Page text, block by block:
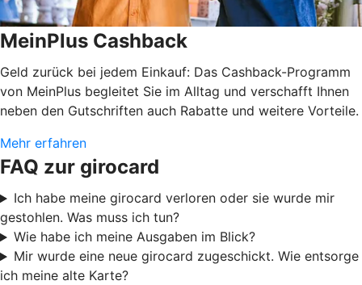
MeinPlus Cashback
Geld zurück bei jedem Einkauf: Das Cashback-Programm
von MeinPlus begleitet Sie im Alltag und verschafft Ihnen
neben den Gutschriften auch Rabatte und weitere Vorteile.
Mehr erfahren
FAQ zur girocard
Ich habe meine girocard verloren oder sie wurde mir
gestohlen. Was muss ich tun?
Wie habe ich meine Ausgaben im Blick?
Mir wurde eine neue girocard zugeschickt. Wie entsorge
ich meine alte Karte?